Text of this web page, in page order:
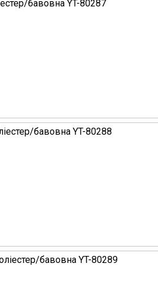
бавовна YT-80287
бавовна YT-80288
бавовна YT-80289